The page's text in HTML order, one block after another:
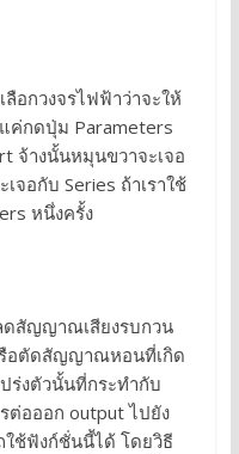
อกวงจรไฟฟ้าว่าจะให้
แค่กดปุ่ม Parameters
จ้างนั้นหมุนขวาจะเจอ
จอกับ Series ถ้าเราใช้
หนึ่งครั้ง
ดสัญญาณเสียงรบกวน
อตัดสัญญาณหอนที่เกิด
ร่งตัวนั้นที่กระทำกับ
ต่อออก output ไปยัง
ช้ฟังก์ชั่นนี้ได้ โดยวิธี